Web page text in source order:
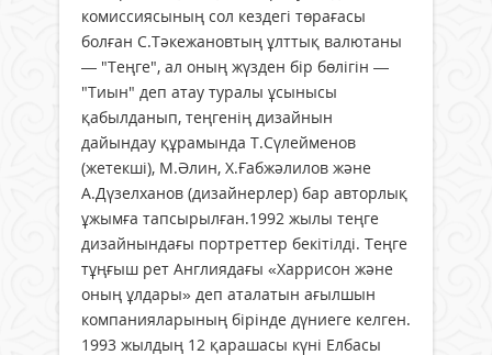
комиссиясының сол кездегі төрағасы
болған С.Тәкежановтың ұлттық валютаны
— "Теңге", ал оның жүзден бір бөлігін —
"Тиын" деп атау туралы ұсынысы
қабылданып, теңгенің дизайнын
дайындау құрамында Т.Сүлейменов
(жетекші), М.Әлин, Х.Ғабжәлилов және
А.Дүзелханов (дизайнерлер) бар авторлық
ұжымға тапсырылған.1992 жылы теңге
дизайнындағы портреттер бекітілді. Теңге
тұңғыш рет Англиядағы «Харрисон және
оның ұлдары» деп аталатын ағылшын
компанияларының бірінде дүниеге келген.
1993 жылдың 12 қарашасы күні Елбасы